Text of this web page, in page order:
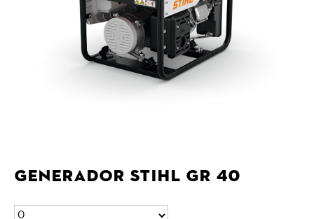
Generador STIHL GR 40